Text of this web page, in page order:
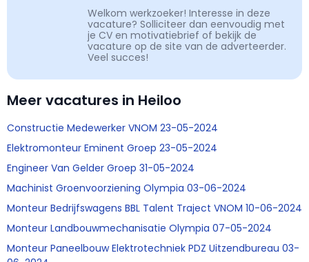
Welkom werkzoeker! Interesse in deze
vacature? Solliciteer dan eenvoudig met
je CV en motivatiebrief of bekijk de
vacature op de site van de adverteerder.
Veel succes!
Meer vacatures in Heiloo
Constructie Medewerker VNOM 23-05-2024
Elektromonteur Eminent Groep 23-05-2024
Engineer Van Gelder Groep 31-05-2024
Machinist Groenvoorziening Olympia 03-06-2024
Monteur Bedrijfswagens BBL Talent Traject VNOM 10-06-2024
Monteur Landbouwmechanisatie Olympia 07-05-2024
Monteur Paneelbouw Elektrotechniek PDZ Uitzendbureau 03-